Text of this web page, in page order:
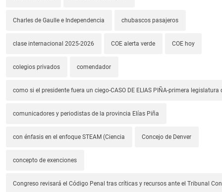
Charles de Gaulle e Independencia chubascos pasajeros
clase internacional 2025-2026 COE alerta verde COE hoy
colegios privados comendador
como si el presidente fuera un ciego-CASO DE ELIAS PIÑA-primera legislatura
comunicadores y periodistas de la provincia Elías Piña
con énfasis en el enfoque STEAM (Ciencia Concejo de Denver
concepto de exenciones
Congreso revisará el Código Penal tras críticas y recursos ante el Tribunal